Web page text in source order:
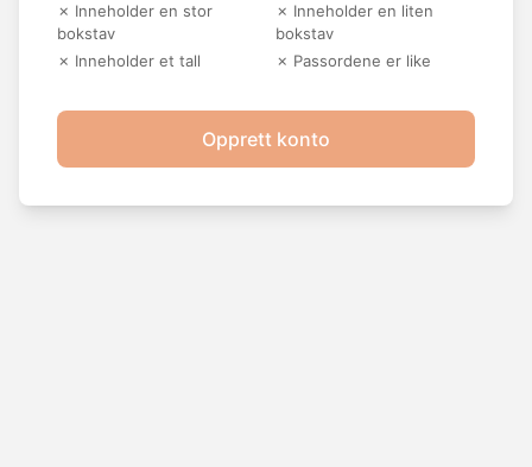
✗ Inneholder en stor
bokstav
✗ Inneholder en liten
bokstav
✗ Inneholder et tall
✗ Passordene er like
Opprett konto